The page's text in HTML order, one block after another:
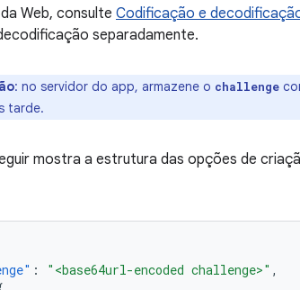
Web, consulte Codificação e
separadamente.
: no servidor do app, armazene o challenge
tarde.
mostra a estrutura das opções de
: "<base64url-encoded challenge>" ,